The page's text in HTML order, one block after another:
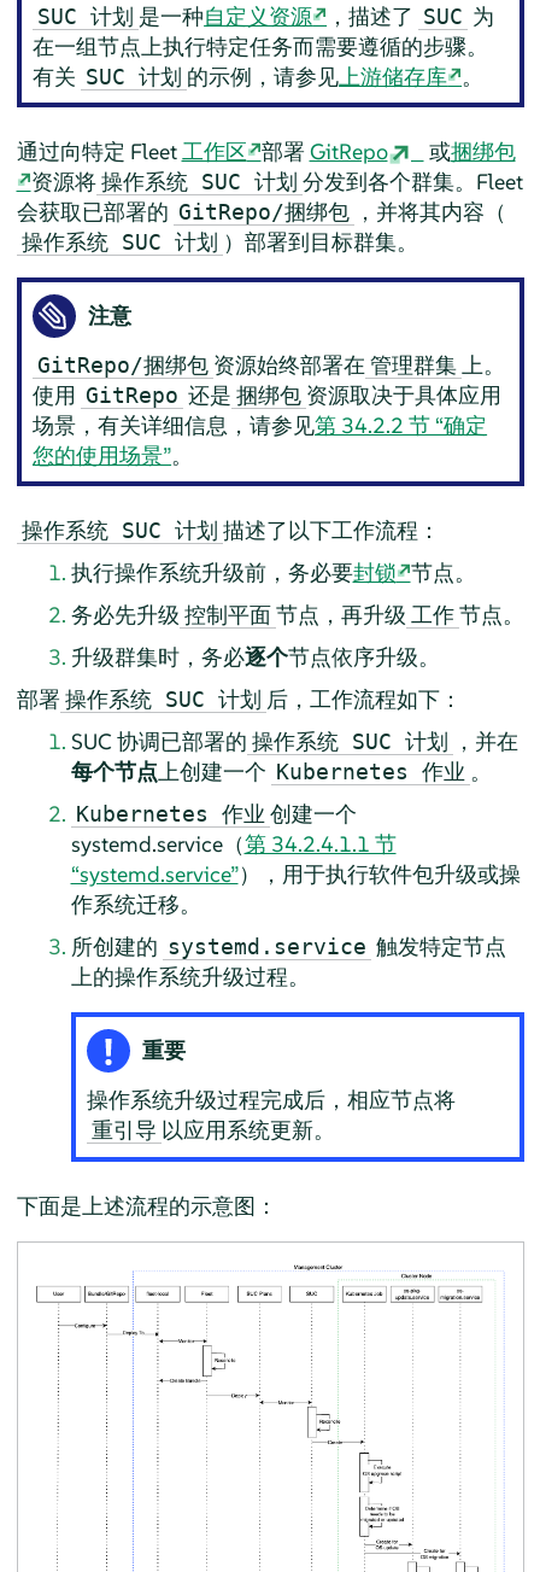
SUC 计划 是一种自定义资源 ，描述了 SUC 为
在一组节点上执行特定任务而需要遵循的步骤。
有关 SUC 计划 的示例，请参见上游储存库 。
通过向特定 Fleet工作区 部署GitRepo 或捆绑包
资源将 操作系统 SUC 计划 分发到各个群集。Fleet
会获取已部署的 GitRepo/捆绑包 ，并将其内容（
操作系统 SUC 计划 ）部署到目标群集。
注意
GitRepo/捆绑包 资源始终部署在 管理群集上。
使用 GitRepo 还是 捆绑包 资源取决于具体应用
场景，有关详细信息，请参见第 34.2.2 节 “确定
您的使用场景”。
操作系统 SUC 计划 描述了以下工作流程：
执行操作系统升级前，务必要封锁 节点。
务必先升级 控制平面 节点，再升级 工作 节点。
升级群集时，务必逐个节点依序升级。
部署 操作系统 SUC 计划 后，工作流程如下：
SUC 协调已部署的 操作系统 SUC 计划
，并在
每个节点上创建一个 Kubernetes 作业 。
Kubernetes 作业 创建一个
systemd.service（第 34.2.4.1.1 节
“systemd.service”），用于执行软件包升级或操
作系统迁移。
所创建的 systemd.service 触发特定节点
上的操作系统升级过程。
重要
操作系统升级过程完成后，相应节点将
重引导 以应用系统更新。
下面是上述流程的示意图：